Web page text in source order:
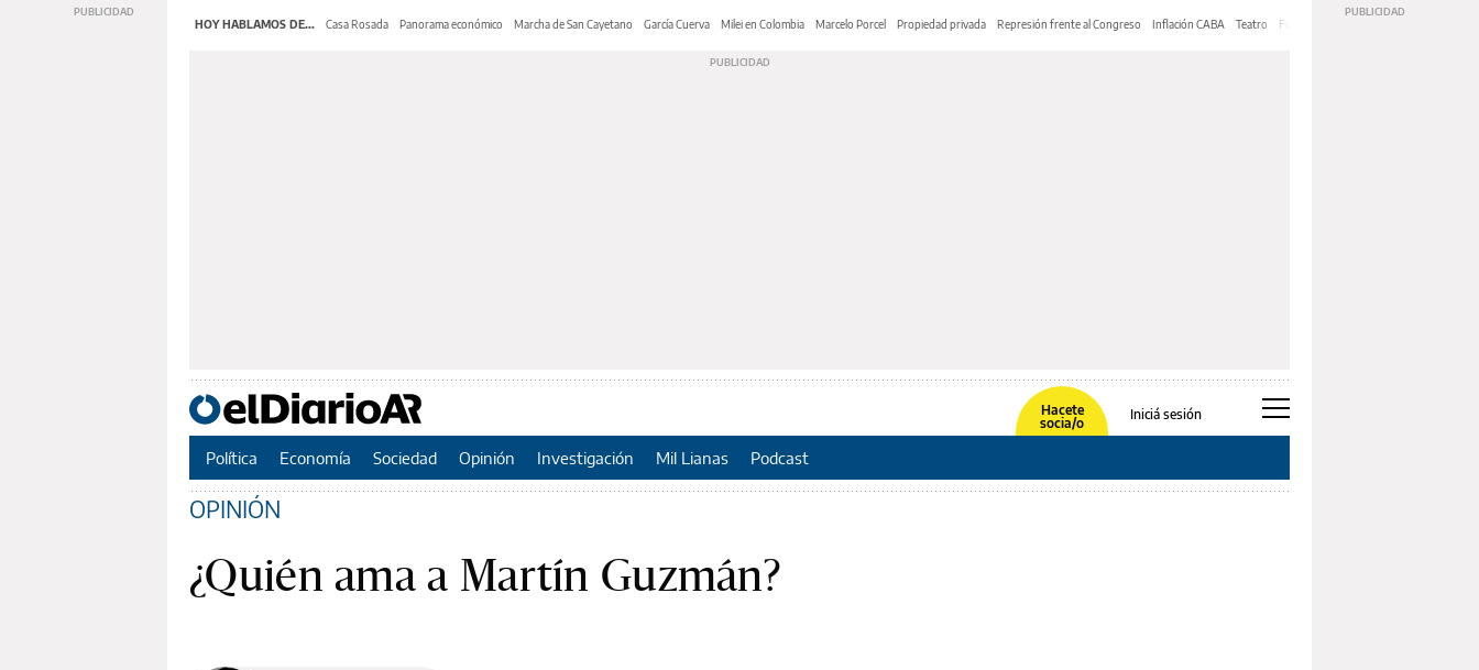
HOY HABLAMOS DE... Casa Rosada Panorama económico Marcha de San Cayetano García Cuerva Milei en Colombia Marcelo Porcel Propiedad privada Represión frente al Congreso Inflación CABA Teatro Feria de Editores
Hacete
socia/o
Iniciá sesión
Política Economía Sociedad Opinión Investigación Mil Lianas Podcast
OPINIÓN
¿Quién ama a Martín Guzmán?